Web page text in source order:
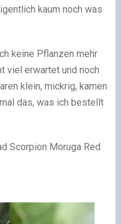
kaum noch was
keine Pflanzen mehr
viel erwartet und noch
klein, mickrig, kamen
das, was ich bestellt
Scorpion Moruga Red